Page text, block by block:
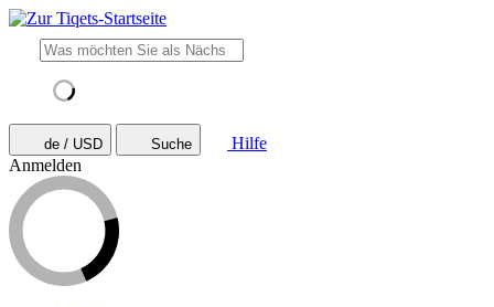
de / USD Suche
Hilfe
Anmelden